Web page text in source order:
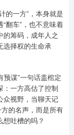
的一方”，本身就是
翻车”，也不意味着
筹码，成年人之
选择权的生命承
预谋”一句话盖棺定
：一方高估了控制
众视野，当聊天记
的名声，而是所有
想吐槽的吗？